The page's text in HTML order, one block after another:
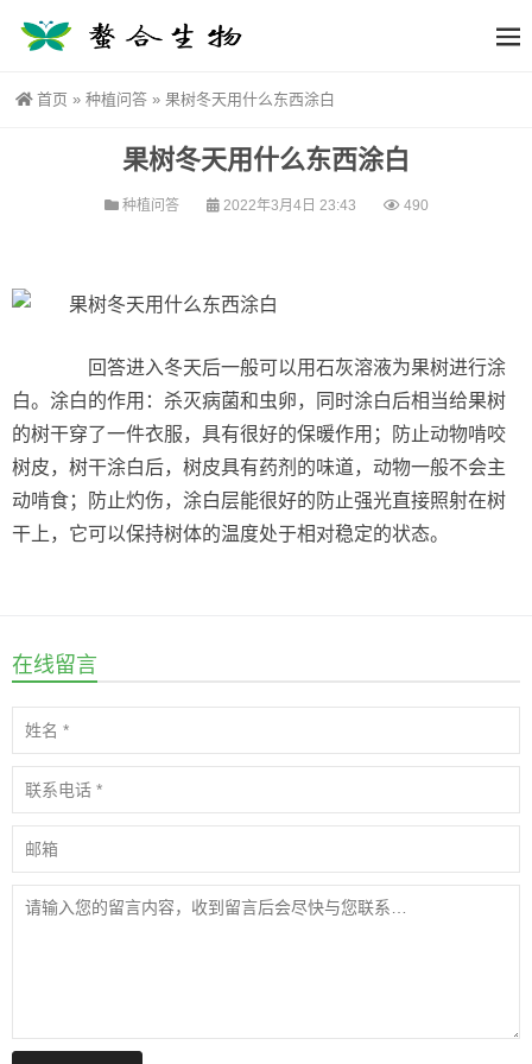
首页 » 种植问答 » 果树冬天用什么东西涂白
果树冬天用什么东西涂白
种植问答 2022年3月4日 23:43 490
回答进入冬天后一般可以用石灰溶液为果树进行涂
白。涂白的作用：杀灭病菌和虫卵，同时涂白后相当给果树
的树干穿了一件衣服，具有很好的保暖作用；防止动物啃咬
树皮，树干涂白后，树皮具有药剂的味道，动物一般不会主
动啃食；防止灼伤，涂白层能很好的防止强光直接照射在树
干上，它可以保持树体的温度处于相对稳定的状态。
在线留言